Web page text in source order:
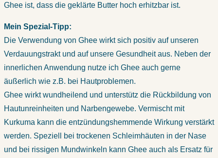
Ghee ist, dass die geklärte Butter hoch erhitzbar ist.
Mein Spezial-Tipp:
Die Verwendung von Ghee wirkt sich positiv auf unseren
Verdauungstrakt und auf unsere Gesundheit aus. Neben der
innerlichen Anwendung nutze ich Ghee auch gerne
äußerlich wie z.B. bei Hautproblemen.
Ghee wirkt wundheilend und unterstütz die Rückbildung von
Hautunreinheiten und Narbengewebe. Vermischt mit
Kurkuma kann die entzündungshemmende Wirkung verstärkt
werden. Speziell bei trockenen Schleimhäuten in der Nase
und bei rissigen Mundwinkeln kann Ghee auch als Ersatz für